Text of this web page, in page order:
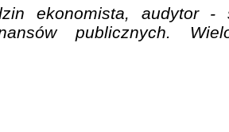
ekonomista, audytor -
publicznych.